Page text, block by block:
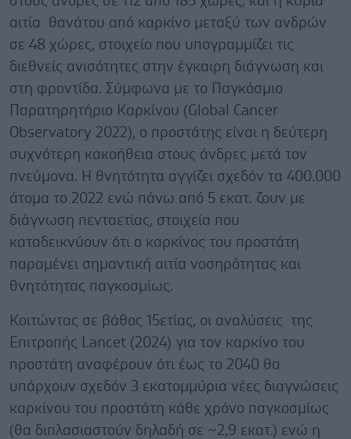
αιτία θανάτου από καρκίνο μεταξύ των ανδρών
σε 48 χώρες, στοιχείο που υπογραμμίζει τις
διεθνείς ανισότητες στην έγκαιρη διάγνωση και
στη φροντίδα. Σύμφωνα με το Παγκόσμιο
Παρατηρητήριο Καρκίνου (Global Cancer
Observatory 2022), ο προστάτης είναι η δεύτερη
συχνότερη κακοήθεια στους άνδρες μετά τον
πνεύμονα. Η θνητότητα αγγίζει σχεδόν τα 400.000
άτομα το 2022 ενώ πάνω από 5 εκατ. ζουν με
διάγνωση πενταετίας, στοιχεία που
καταδεικνύουν ότι ο καρκίνος του προστάτη
παραμένει σημαντική αιτία νοσηρότητας και
θνητότητας παγκοσμίως.
Κοιτώντας σε βάθος 15ετίας, οι αναλύσεις της
Επιτροπής Lancet (2024) για τον καρκίνο του
προστάτη αναφέρουν ότι έως το 2040 θα
υπάρχουν σχεδόν 3 εκατομμύρια νέες διαγνώσεις
καρκίνου του προστάτη κάθε χρόνο παγκοσμίως
(θα διπλασιαστούν δηλαδή σε ~2,9 εκατ.) ενώ η